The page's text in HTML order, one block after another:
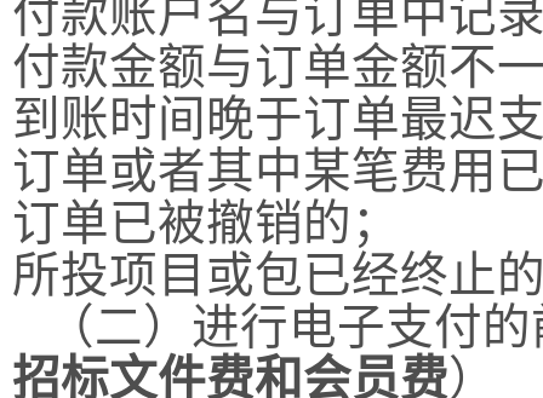
付款账户名与订单中记
付款金额与订单金额不
到账时间晚于订单最迟
订单或者其中某笔费用
订单已被撤销的；
所投项目或包已经终止
（二）进行电子支付
招标文件费和会员费）